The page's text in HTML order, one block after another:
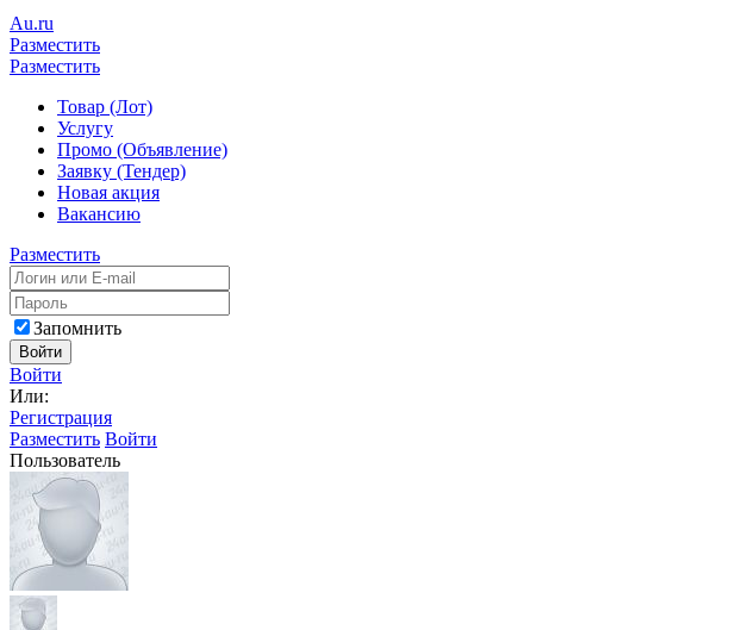
Au.ru
Разместить
Разместить
Товар (Лот)
Услугу
Промо (Объявление)
Заявку (Тендер)
Новая акция
Вакансию
Разместить
Запомнить
Войти
Войти
Или:
Регистрация
Разместить Войти
Пользователь